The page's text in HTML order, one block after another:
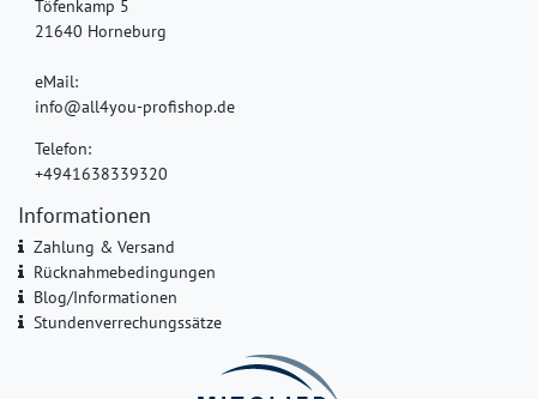
Töfenkamp 5
21640 Horneburg
eMail:
info@all4you-profishop.de
Telefon:
+4941638339320
Informationen
Zahlung & Versand
Rücknahmebedingungen
Blog/Informationen
Stundenverrechungssätze